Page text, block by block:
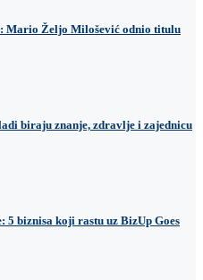
Mario Željo Milošević odnio titulu
biraju znanje, zdravlje i zajednicu
5 biznisa koji rastu uz BizUp Goes